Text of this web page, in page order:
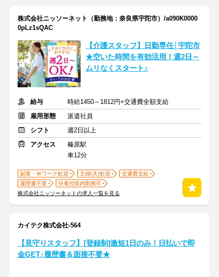
株式会社ニッソーネット（勤務地：奈良県宇陀市）/a090K0000
0pLz1sQAC
【介護スタッフ】日勤専任│宇陀市
★空いた時間を有効活用！週2日～
ムリなくスタート♪
給与
時給1450～1812円+交通費全額支給
雇用形態
派遣社員
シフト
週2日以上
アクセス
榛原駅
車12分
副業・Ｗワーク歓迎 主婦(夫)歓迎
交通費支給
履歴書不要
扶養控除内勤務可
株式会社ニッソーネットの求人一覧を見る
カイテク株式会社-564
【見守りスタッフ】[登録制]激短1日のみ！日払いで即
金GET♪履歴書＆面接不要★